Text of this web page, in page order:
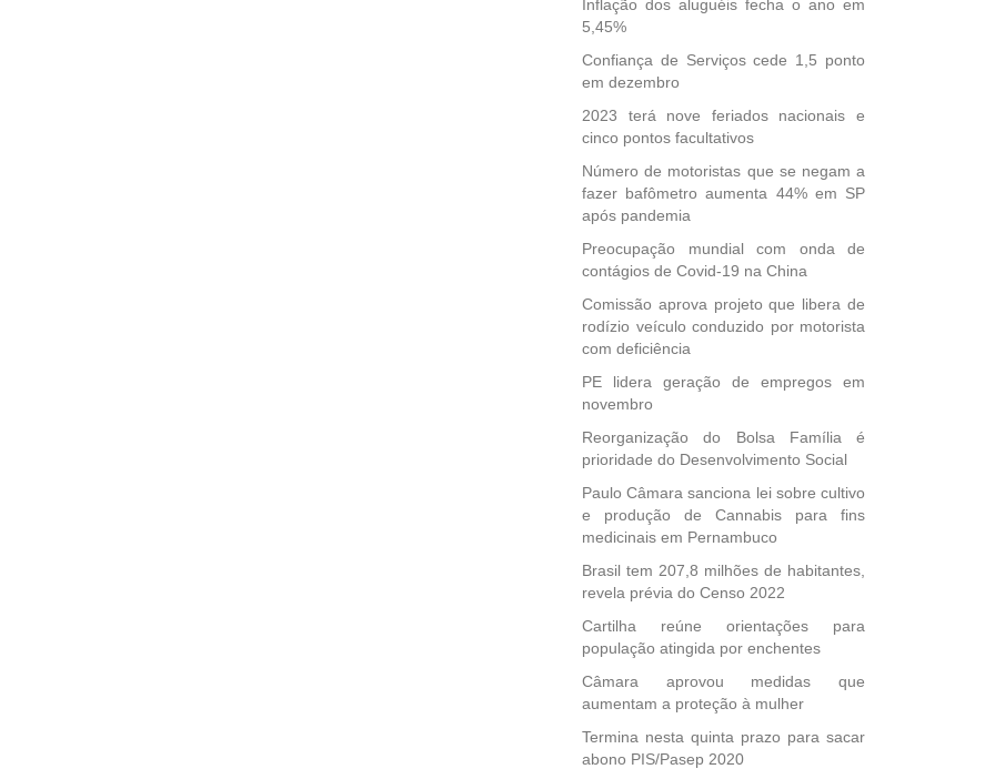
Inflação dos aluguéis fecha o ano em
5,45%
Confiança de Serviços cede 1,5 ponto
em dezembro
2023 terá nove feriados nacionais e
cinco pontos facultativos
Número de motoristas que se negam a
fazer bafômetro aumenta 44% em SP
após pandemia
Preocupação mundial com onda de
contágios de Covid-19 na China
Comissão aprova projeto que libera de
rodízio veículo conduzido por motorista
com deficiência
PE lidera geração de empregos em
novembro
Reorganização do Bolsa Família é
prioridade do Desenvolvimento Social
Paulo Câmara sanciona lei sobre cultivo
e produção de Cannabis para fins
medicinais em Pernambuco
Brasil tem 207,8 milhões de habitantes,
revela prévia do Censo 2022
Cartilha reúne orientações para
população atingida por enchentes
Câmara aprovou medidas que
aumentam a proteção à mulher
Termina nesta quinta prazo para sacar
abono PIS/Pasep 2020